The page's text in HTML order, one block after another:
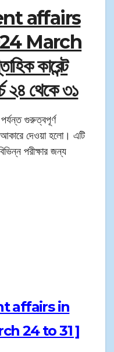
affairs
March
কারেন্ট
২৪ থেকে ৩১
গুরুত্বপূর্ণ
দেওয়া হলো। এটি
পরীক্ষার জন্য
affairs in
24 to 31 ]